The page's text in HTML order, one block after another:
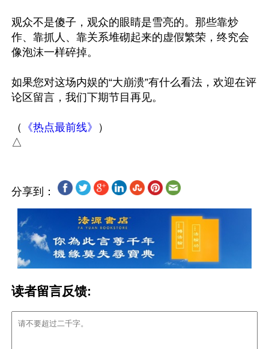
观众不是傻子，观众的眼睛是雪亮的。那些靠炒
作、靠抓人、靠关系堆砌起来的虚假繁荣，终究会
像泡沫一样碎掉。
如果您对这场内娱的“大崩溃”有什么看法，欢迎在评
论区留言，我们下期节目再见。
（ 《热点最前线》
）
分享到：
读者留言反馈: